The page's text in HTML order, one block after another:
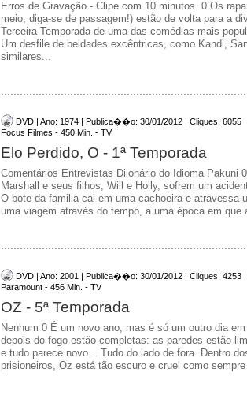
Erros de Gravação - Clipe com 10 minutos. 0 Os
meio, diga-se de passagem!) estão de volta para a
Terceira Temporada de uma das comédias mais
Um desfile de beldades excêntricas, como Kandi,
similares...
DVD | Ano: 1974 | Publica��o: 30/01/2012 | Cliques: 6055
Focus Filmes - 450 Min. - TV
Elo Perdido, O - 1ª Temporada
Comentários Entrevistas Diionário do Idioma Pakuni
Marshall e seus filhos, Will e Holly, sofrem um
O bote da familia cai em uma cachoeira e atravessa
uma viagem através do tempo, a uma época em que
DVD | Ano: 2001 | Publica��o: 30/01/2012 | Cliques: 4253
Paramount - 456 Min. - TV
OZ - 5ª Temporada
Nenhum 0 É um novo ano, mas é só um outro dia
depois do fogo estão completas: as paredes estão
e tudo parece novo... Tudo do lado de fora. Dentro
prisioneiros, Oz está tão escuro e cruel como